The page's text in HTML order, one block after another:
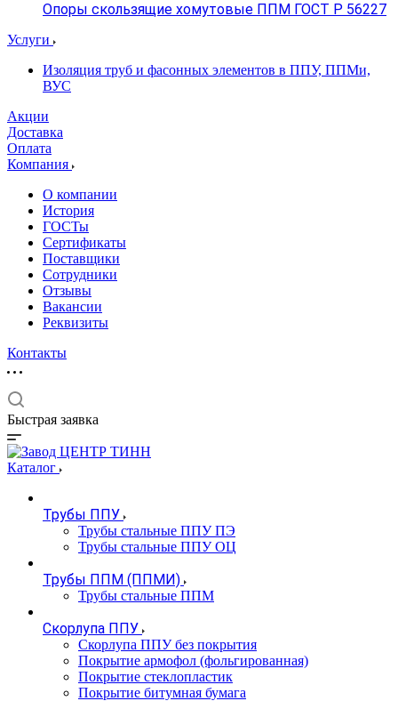
Опоры скользящие хомутовые ППМ ГОСТ Р 56227
Услуги
Изоляция труб и фасонных элементов в ППУ, ППМи,
ВУС
Акции
Доставка
Оплата
Компания
О компании
История
ГОСТы
Сертификаты
Поставщики
Сотрудники
Отзывы
Вакансии
Реквизиты
Контакты
Быстрая заявка
Каталог
Трубы ППУ
Трубы стальные ППУ ПЭ
Трубы стальные ППУ ОЦ
Трубы ППМ (ППМИ)
Трубы стальные ППМ
Скорлупа ППУ
Скорлупа ППУ без покрытия
Покрытие армофол (фольгированная)
Покрытие стеклопластик
Покрытие битумная бумага